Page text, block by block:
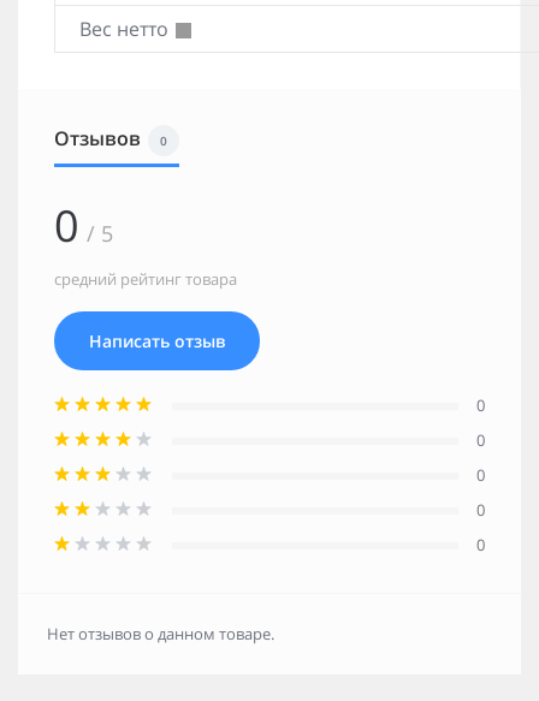
Вес нетто
Отзывов 0
0 / 5
средний рейтинг товара
Написать отзыв
0
0
0
0
0
Нет отзывов о данном товаре.